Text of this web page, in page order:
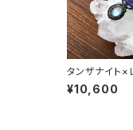
タンザナイト×
ンストーン＊マ
¥10,600